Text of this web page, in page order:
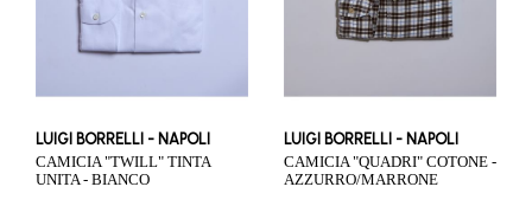
LUIGI BORRELLI - NAPOLI
CAMICIA "TWILL" TINTA
UNITA - BIANCO
LUIGI BORRELLI - NAPOLI
CAMICIA "QUADRI" COTONE -
AZZURRO/MARRONE